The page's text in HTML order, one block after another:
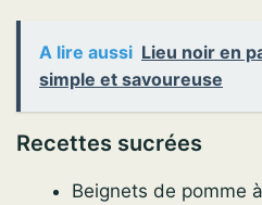
A lire aussi Lieu noir en
simple et savoureuse
Recettes sucrées
Beignets de pomme